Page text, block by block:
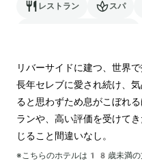
レストラン スパ
リバーサイドに建つ、世界
長年セレブに愛され続け、
ると思わずため息がこぼれ
ランや、高い評価を受けて
じること間違いなし。
※こちらのホテルは 18 歳未満